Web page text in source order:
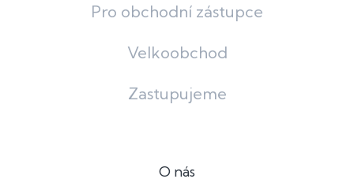
Pro obchodní zástupce
Velkoobchod
Zastupujeme
O nás